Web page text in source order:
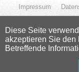
Impressum
Diese Seite
akzeptieren Sie den
Betreffende